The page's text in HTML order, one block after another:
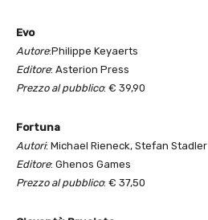
Evo
Autore:Philippe Keyaerts
Editore: Asterion Press
Prezzo al pubblico: € 39,90
Fortuna
Autori: Michael Rieneck, Stefan Stadler
Editore: Ghenos Games
Prezzo al pubblico: € 37,50